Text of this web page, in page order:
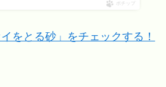
ポチップ
をとる砂」をチェックする！